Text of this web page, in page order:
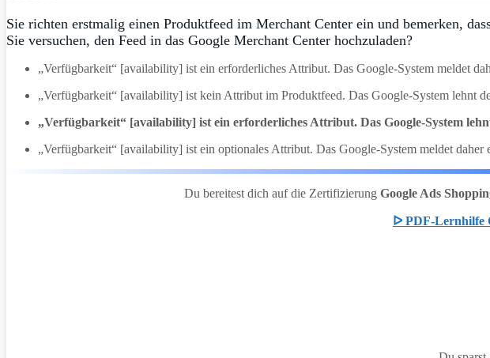
Sie richten erstmalig einen Produktfeed im Merchant Center ein und bemerken,
Sie versuchen, den Feed in das Google Merchant Center hochzuladen?
„Verfügbarkeit“ [availability] ist ein erforderliches Attribut. Das Google-System meldet
„Verfügbarkeit“ [availability] ist kein Attribut im Produktfeed. Das Google-System lehnt
„Verfügbarkeit“ [availability] ist ein erforderliches Attribut. Das Google-System
„Verfügbarkeit“ [availability] ist ein optionales Attribut. Das Google-System meldet daher
Du bereitest dich auf die Zertifizierung Google Ads
ᐅ PDF-Lernhilfe